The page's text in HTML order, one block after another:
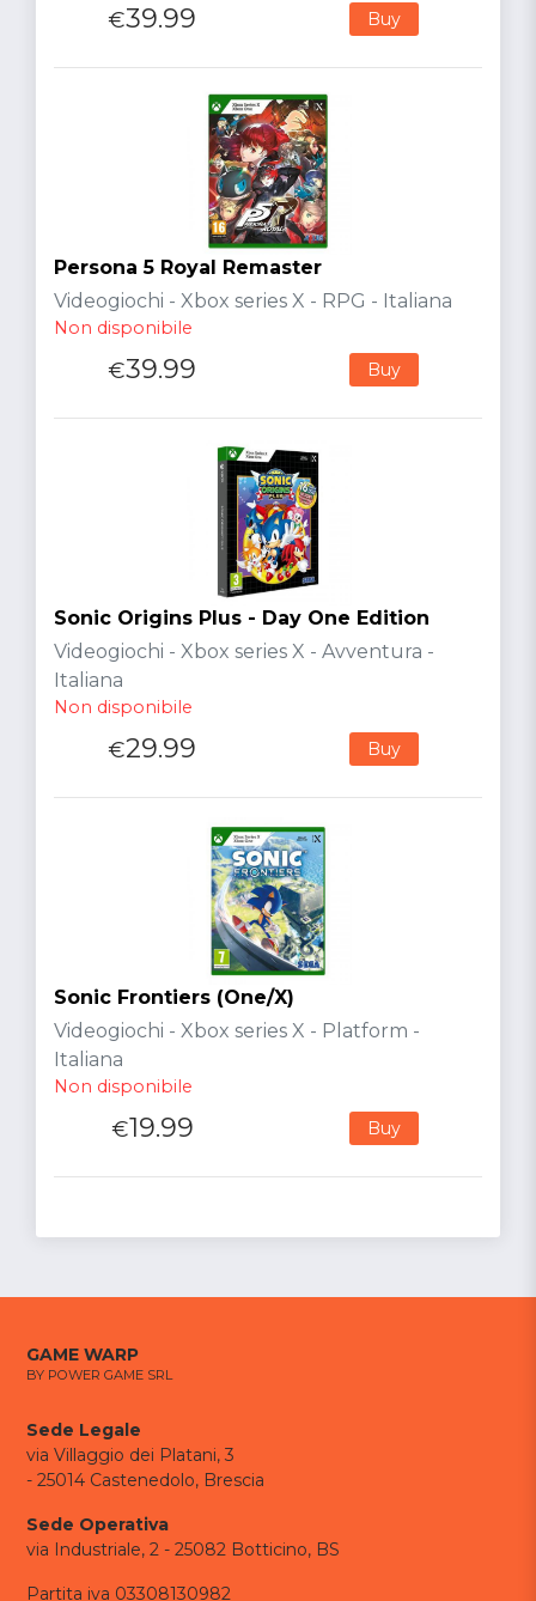
€39.99 Buy
Persona 5 Royal Remaster
Videogiochi - Xbox series X - RPG - Italiana
Non disponibile
€39.99 Buy
Sonic Origins Plus - Day One Edition
Videogiochi - Xbox series X - Avventura -
Italiana
Non disponibile
€29.99 Buy
Sonic Frontiers (One/X)
Videogiochi - Xbox series X - Platform -
Italiana
Non disponibile
€19.99 Buy
GAME WARP
BY POWER GAME SRL
Sede Legale
via Villaggio dei Platani, 3
- 25014 Castenedolo, Brescia
Sede Operativa
via Industriale, 2 - 25082 Botticino, BS
Partita iva 03308130982